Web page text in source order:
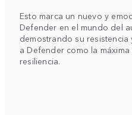
Esto marca un nuevo y
Defender en el mundo del
demostrando su
a Defender como la
resiliencia.